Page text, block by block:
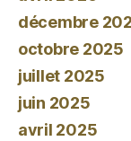
décembre
octobre 2025
juillet 2025
juin 2025
avril 2025